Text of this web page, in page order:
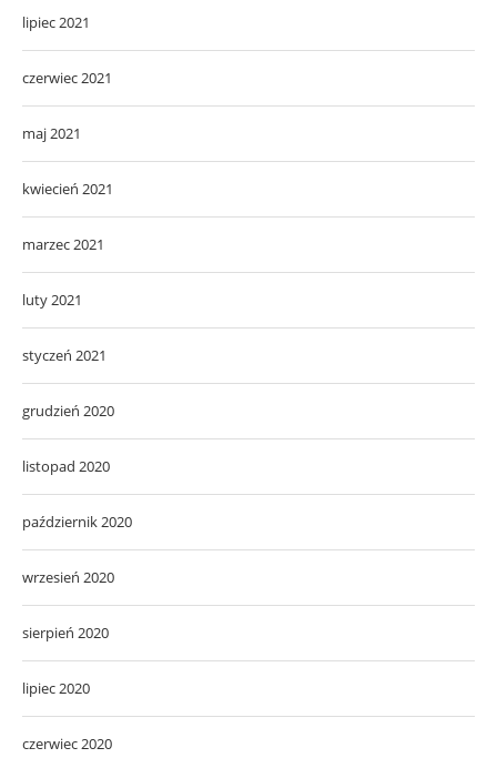
lipiec 2021
czerwiec 2021
maj 2021
kwiecień 2021
marzec 2021
luty 2021
styczeń 2021
grudzień 2020
listopad 2020
październik 2020
wrzesień 2020
sierpień 2020
lipiec 2020
czerwiec 2020